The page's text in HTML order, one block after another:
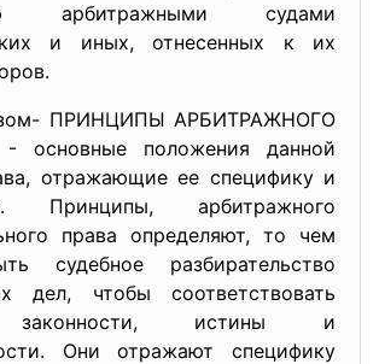
арбитражными судами
и иных, отнесенных к их
ПРИНЦИПЫ АРБИТРАЖНОГО
основные положения данной
отражающие ее специфику и
Принципы, арбитражного
права определяют, то чем
судебное разбирательство
дел, чтобы соответствовать
законности, истины и
Они отражают специфику